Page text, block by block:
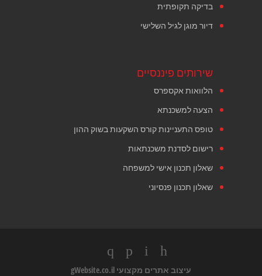
בדיקה תקופתית
דיור מוגן לגיל השלישי
שירותים פיננסיים
הלוואות אקספרס
הצעה למשכנתא
טופס התעניינות קורס השקעות בשוק ההון
רישום לסדנת משכנתאות
שאלון תכנון אישי למשפחה
שאלון תכנון פנסיוני
עיצוב אתרים מקצועי